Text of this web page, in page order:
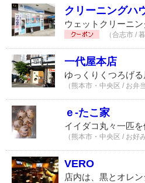
クリーニングハ
ウェットクリーニン
（合志市 /
一代屋本店
ゆっくりくつろげ
（熊本市・中央区 / お弁
ｅ-たこ家
イイダコ丸々一匹
（熊本市・中央区 / お
VERO
店内は、黒とオレ